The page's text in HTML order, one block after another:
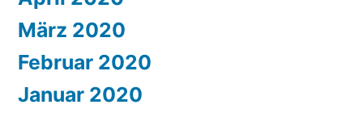
März 2020
Februar 2020
Januar 2020